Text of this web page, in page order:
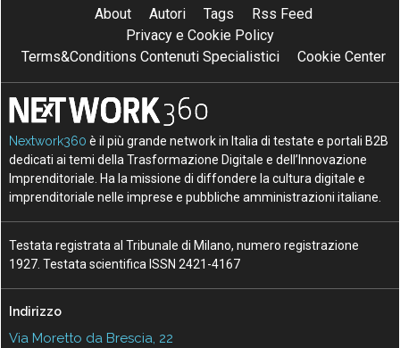
About Autori Tags
Rss Feed
Privacy e Cookie Policy
Terms&Conditions Contenuti Specialistici
Cookie Center
Nextwork360 è il più grande network in Italia di testate e portali B2B
dedicati ai temi della Trasformazione Digitale e dell’Innovazione
Imprenditoriale. Ha la missione di diffondere la cultura digitale e
imprenditoriale nelle imprese e pubbliche amministrazioni italiane.
Testata registrata al Tribunale di Milano, numero registrazione
1927. Testata scientifica ISSN 2421-4167
Indirizzo
Via Moretto da Brescia, 22